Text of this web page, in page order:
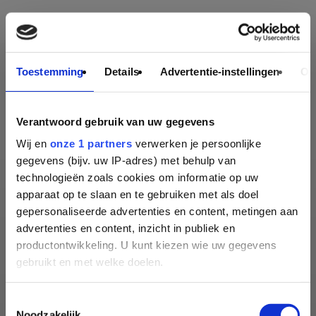
Toestemming Details Advertentie-instellingen
Verantwoord gebruik van uw gegevens
Wij en onze 1 partners verwerken je persoonlijke
gegevens (bijv. uw IP-adres) met behulp van
technologieën zoals cookies om informatie op uw
apparaat op te slaan en te gebruiken met als doel
gepersonaliseerde advertenties en content, metingen aan
advertenties en content, inzicht in publiek en
productontwikkeling. U kunt kiezen wie uw gegevens
gebruikt en met welke doelen.